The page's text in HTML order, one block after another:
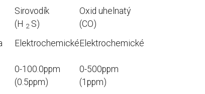
Sirovodík
(H 2 S)
Oxid uhelnatý
(CO)
Elektrochemické Elektrochemické
0-100.0ppm
(0.5ppm)
0-500ppm
(1ppm)